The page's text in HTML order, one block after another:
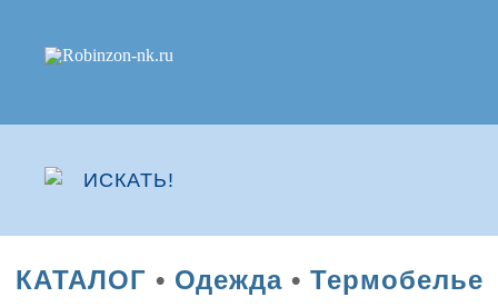
КАТАЛОГ • Одежда• Термобелье